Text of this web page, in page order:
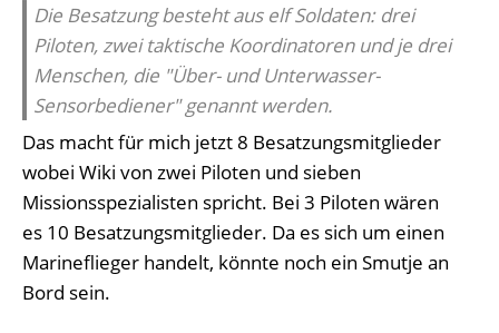
Die Besatzung besteht aus elf Soldaten: drei
Piloten, zwei taktische Koordinatoren und je drei
Menschen, die "Über- und Unterwasser-
Sensorbediener" genannt werden.
Das macht für mich jetzt 8 Besatzungsmitglieder
wobei Wiki von zwei Piloten und sieben
Missionsspezialisten spricht. Bei 3 Piloten wären
es 10 Besatzungsmitglieder. Da es sich um einen
Marineflieger handelt, könnte noch ein Smutje an
Bord sein.